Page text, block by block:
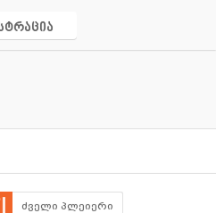
ძველი პლეიერი